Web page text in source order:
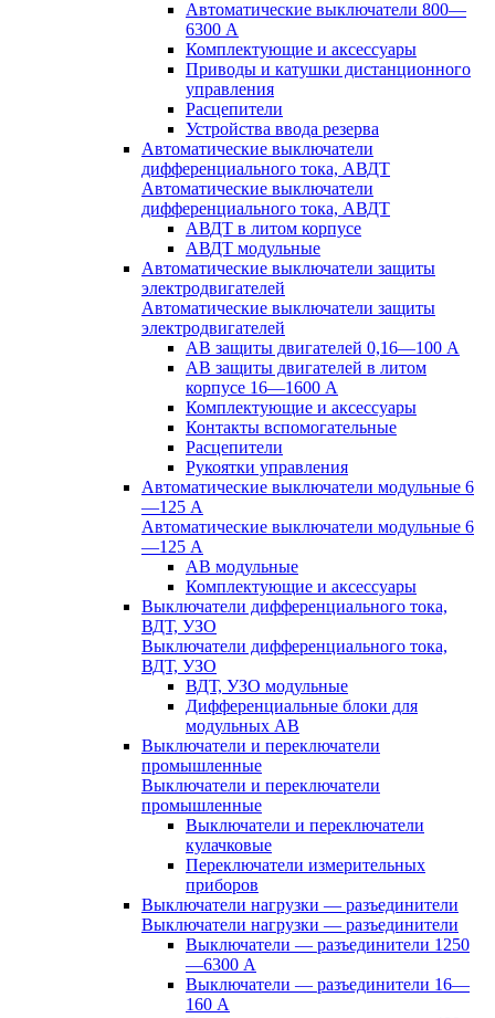
Автоматические выключатели 800—
6300 А
Комплектующие и аксессуары
Приводы и катушки дистанционного
управления
Расцепители
Устройства ввода резерва
Автоматические выключатели
дифференциального тока, АВДТ
Автоматические выключатели
дифференциального тока, АВДТ
АВДТ в литом корпусе
АВДТ модульные
Автоматические выключатели защиты
электродвигателей
Автоматические выключатели защиты
электродвигателей
АВ защиты двигателей 0,16—100 А
АВ защиты двигателей в литом
корпусе 16—1600 А
Комплектующие и аксессуары
Контакты вспомогательные
Расцепители
Рукоятки управления
Автоматические выключатели модульные 6
—125 А
Автоматические выключатели модульные 6
—125 А
АВ модульные
Комплектующие и аксессуары
Выключатели дифференциального тока,
ВДТ, УЗО
Выключатели дифференциального тока,
ВДТ, УЗО
ВДТ, УЗО модульные
Дифференциальные блоки для
модульных АВ
Выключатели и переключатели
промышленные
Выключатели и переключатели
промышленные
Выключатели и переключатели
кулачковые
Переключатели измерительных
приборов
Выключатели нагрузки — разъединители
Выключатели нагрузки — разъединители
Выключатели — разъединители 1250
—6300 А
Выключатели — разъединители 16—
160 А